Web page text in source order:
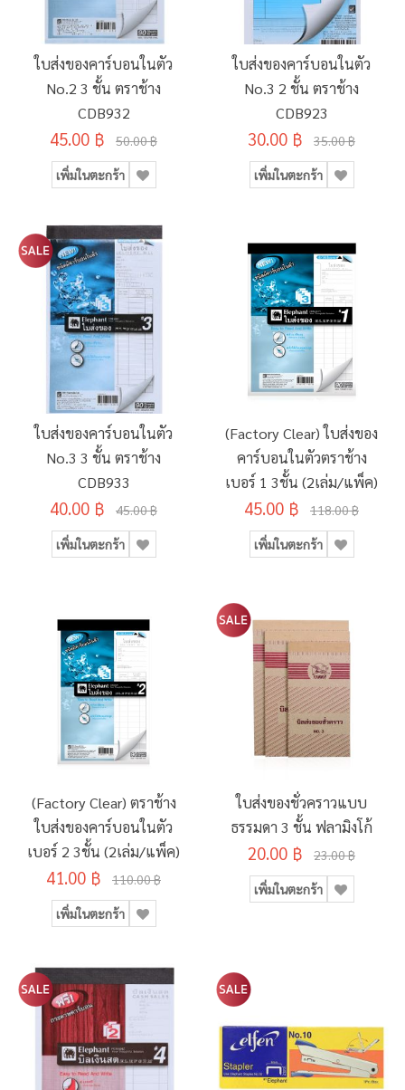
ใบส่งของคาร์บอนในตัว
No.2 3 ชั้น ตราช้าง
CDB932
45.00 ฿ 50.00 ฿
เพิ่มในตะกร้า
ใบส่งของคาร์บอนในตัว
No.3 2 ชั้น ตราช้าง
CDB923
30.00 ฿ 35.00 ฿
เพิ่มในตะกร้า
ใบส่งของคาร์บอนในตัว
No.3 3 ชั้น ตราช้าง
CDB933
40.00 ฿ 45.00 ฿
เพิ่มในตะกร้า
(Factory Clear) ใบส่งของ
คาร์บอนในตัวตราช้าง
เบอร์ 1 3ชั้น (2เล่ม/แพ็ค)
45.00 ฿ 118.00 ฿
เพิ่มในตะกร้า
(Factory Clear) ตราช้าง
ใบส่งของคาร์บอนในตัว
เบอร์ 2 3ชั้น (2เล่ม/แพ็ค)
41.00 ฿ 110.00 ฿
เพิ่มในตะกร้า
ใบส่งของชั่วคราวแบบ
ธรรมดา 3 ชั้น ฟลามิงโก้
20.00 ฿ 23.00 ฿
เพิ่มในตะกร้า